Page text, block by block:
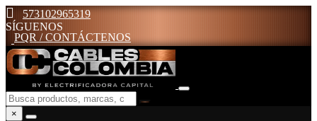
573102965319
SÍGUENOS
PQR / CONTÁCTENOS
×